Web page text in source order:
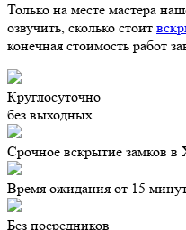
Только на месте мастера
озвучить, сколько стоит
конечная стоимость работ
Круглосуточно
без выходных
Срочное вскрытие замков в
Время ожидания от 15
Без посредников